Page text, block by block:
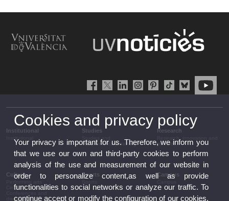
Institutional Studies
complementary training
Research
transfer
Culture
Cinema
discussion
Sports Campus
Cookies and privacy policy
Your privacy is important for us. Therefore, we inform you
that we use our own and third-party cookies to perform
analysis of the use and measurement of our website in
order to personalize content,as well as provide
functionalities to social networks or analyze our traffic. To
continue accept or modify the configuration of our cookies.